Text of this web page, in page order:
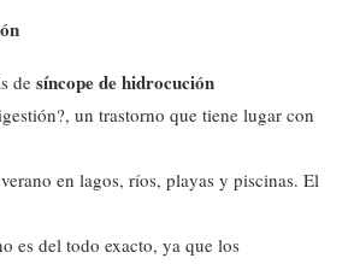
de síncope de hidrocución
un trastorno que tiene lugar con
en lagos, ríos, playas y piscinas. El
es del todo exacto, ya que los